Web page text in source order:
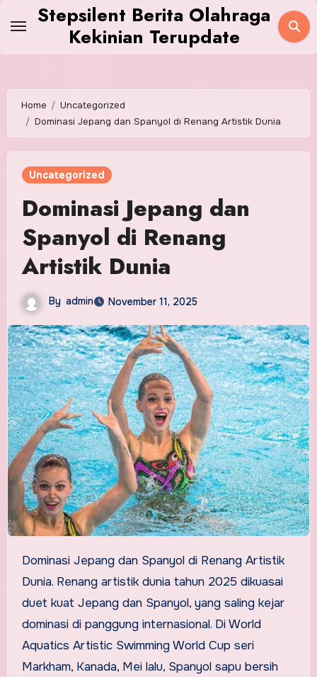
Stepsilent Berita Olahraga
Kekinian Terupdate
Home
Uncategorized
Dominasi Jepang dan Spanyol di Renang Artistik Dunia
Uncategorized
Dominasi Jepang dan
Spanyol di Renang
Artistik Dunia
By admin November 11, 2025
Dominasi Jepang dan Spanyol di Renang Artistik
Dunia. Renang artistik dunia tahun 2025 dikuasai
duet kuat Jepang dan Spanyol, yang saling kejar
dominasi di panggung internasional. Di World
Aquatics Artistic Swimming World Cup seri
Markham, Kanada, Mei lalu, Spanyol sapu bersih